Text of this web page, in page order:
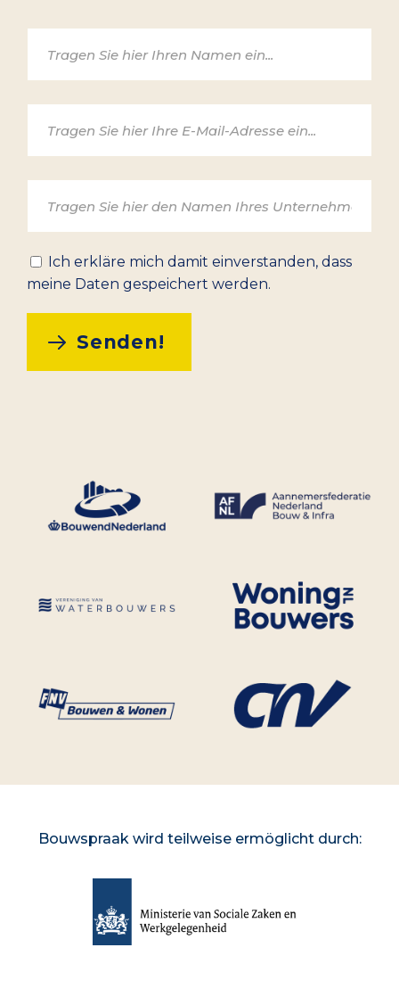
Ich erkläre mich damit einverstanden, dass
meine Daten gespeichert werden.
Bouwspraak wird teilweise ermöglicht durch: